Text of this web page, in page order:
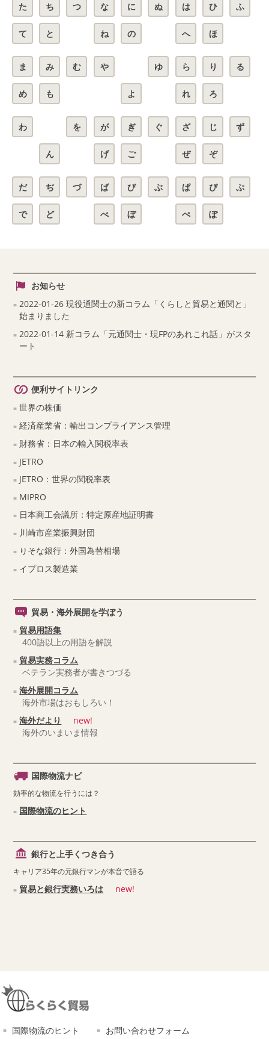
た ち つ
て と
な に ぬ
ね の
は ひ ふ
へ ほ
ま み む
め も
や ゆ
よ
ら り る
れ ろ
わ を
ん
が ぎ ぐ
げ ご
ざ じ ず
ぜ ぞ
だ ぢ づ
で ど
ば び ぶ
べ ぼ
ぱ ぴ ぷ
ぺ ぽ
お知らせ
2022-01-26 現役通関士の新コラム「くらしと貿易と通関と」
始まりました
2022-01-14 新コラム「元通関士・現FPのあれこれ話」がスタ
ート
便利サイトリンク
世界の株価
経済産業省：輸出コンプライアンス管理
財務省：日本の輸入関税率表
JETRO
JETRO：世界の関税率表
MIPRO
日本商工会議所：特定原産地証明書
川崎市産業振興財団
りそな銀行：外国為替相場
イプロス製造業
貿易・海外展開を学ぼう
貿易用語集
400語以上の用語を解説
貿易実務コラム
ベテラン実務者が書きつづる
海外展開コラム
海外市場はおもしろい！
海外だより
new!
海外のいまいま情報
国際物流ナビ
効率的な物流を行うには？
国際物流のヒント
銀行と上手くつき合う
キャリア35年の元銀行マンが本音で語る
貿易と銀行実務いろは new!
国際物流のヒント お問い合わせフォーム